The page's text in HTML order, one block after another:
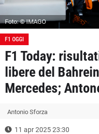
Foto: © IMAGO
F1 OGGI
F1 Today:
libere del
Mercedes;
Antonio Sforza
11 apr 2025 23:30